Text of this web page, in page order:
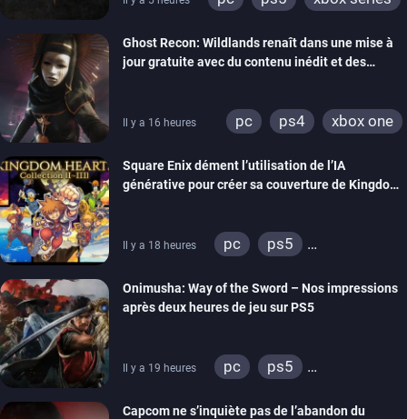
xbox one
nintendo 64
Ghost Recon: Wildlands renaît dans une mise à
jour gratuite avec du contenu inédit et des
Il y a 16 heures pc ps4 xbox one
Square Enix dément l’utilisation de l’IA
générative pour créer sa couverture de Kingdom
Il y a 18 heures pc
ps5
Onimusha: Way of the Sword – Nos impressions
après deux heures de jeu sur PS5
Il y a 19 heures pc
ps5
Capcom ne s’inquiète pas de l’abandon du